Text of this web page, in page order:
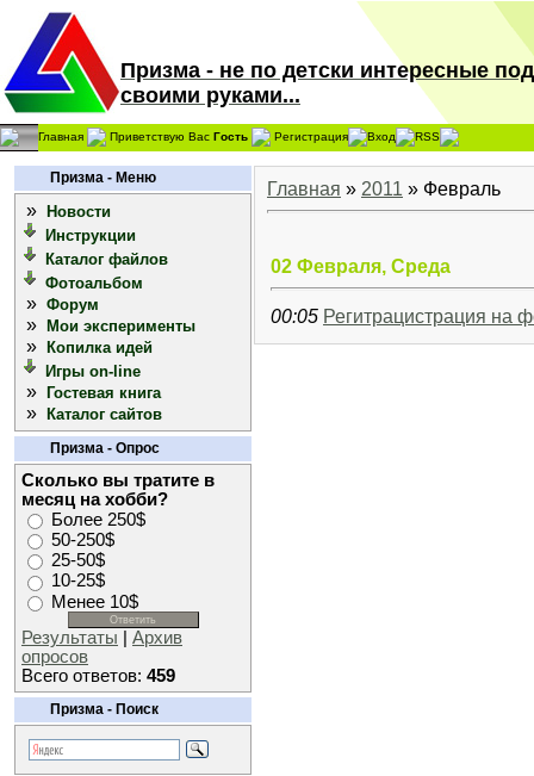
Призма - не по детски интересные
своими руками...
Главная Приветствую Вас Гость Регистрация Вход RSS
Призма - Меню
»
Новости
Инструкции
Каталог файлов
Фотоальбом
» Форум
» Мои эксперименты
»
Копилка идей
Игры on-line
» Гостевая книга
» Каталог сайтов
Призма - Опрос
Сколько вы тратите в
месяц на хобби?
Более 250$
50-250$
25-50$
10-25$
Менее 10$
Результаты
Архив
опросов
Всего ответов: 459
Призма - Поиск
Главная » 2011 » Февраль
02 Февраля, Среда
00:05 Регитрацистрация на